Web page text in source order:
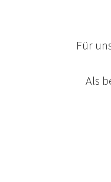
Für
Als